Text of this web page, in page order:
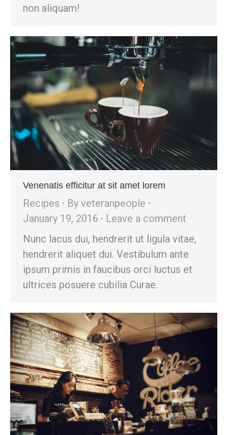
non aliquam!
Venenatis efficitur at sit amet lorem
Recipes By veteranpeople
January 19, 2016
Leave a comment
Nunc lacus dui, hendrerit ut ligula vitae,
hendrerit aliquet dui. Vestibulum ante
ipsum primis in faucibus orci luctus et
ultrices posuere cubilia Curae.